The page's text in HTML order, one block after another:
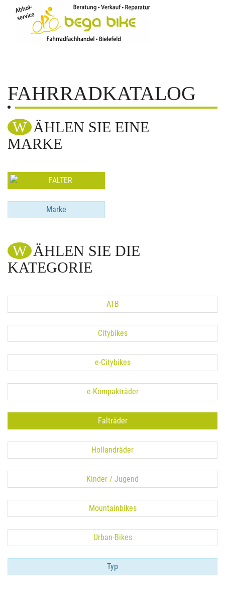
FAHRRADKATALOG
WÄHLEN SIE EINE
MARKE
Marke
WÄHLEN SIE DIE
KATEGORIE
ATB
Citybikes
e-Citybikes
e-Kompakträder
Falträder
Hollandräder
Kinder / Jugend
Mountainbikes
Urban-Bikes
Typ